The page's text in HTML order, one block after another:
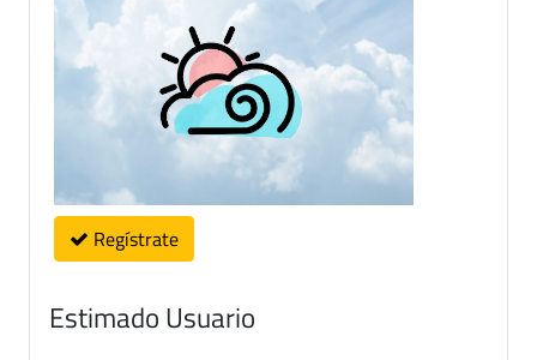
Regístrate
Estimado Usuario